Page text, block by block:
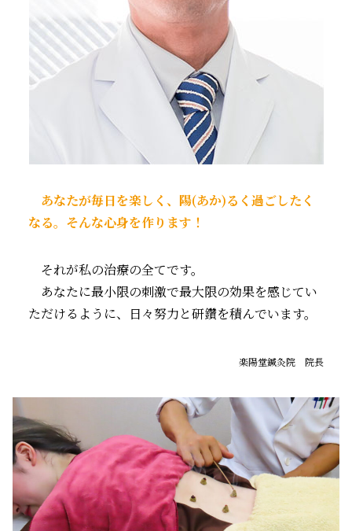
あなたが毎日を楽しく、陽(あか)るく過ごしたく
なる。そんな心身を作ります！
それが私の治療の全てです。
あなたに最小限の刺激で最大限の効果を感じてい
ただけるように、日々努力と研鑽を積んでいます。
楽陽堂鍼灸院 院長